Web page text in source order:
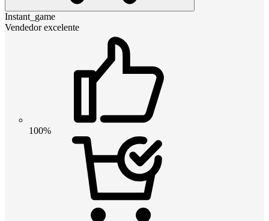
Instant_game
Vendedor excelente
100%